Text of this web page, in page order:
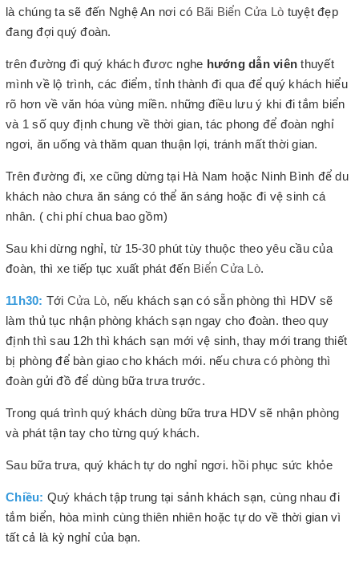
là chúng ta sẽ đến Nghệ An nơi có Bãi Biển Cửa Lò tuyệt đẹp
đang đợi quý đoàn.
trên đường đi quý khách đươc nghe hướng dẫn viên thuyết
mình về lộ trình, các điểm, tỉnh thành đi qua để quý khách hiểu
rõ hơn về văn hóa vùng miền. những điều lưu ý khi đi tắm biển
và 1 số quy định chung về thời gian, tác phong để đoàn nghỉ
ngơi, ăn uống và thăm quan thuận lợi, tránh mất thời gian.
Trên đường đi, xe cũng dừng tại Hà Nam hoặc Ninh Bình để du
khách nào chưa ăn sáng có thể ăn sáng hoặc đi vệ sinh cá
nhân. ( chi phí chua bao gồm)
Sau khi dừng nghỉ, từ 15-30 phút tùy thuộc theo yêu cầu của
đoàn, thì xe tiếp tục xuất phát đến Biển Cửa Lò.
11h30: Tới Cửa Lò, nếu khách sạn có sẵn phòng thì HDV sẽ
làm thủ tục nhận phòng khách sạn ngay cho đoàn. theo quy
định thì sau 12h thì khách sạn mới vệ sinh, thay mới trang thiết
bị phòng để bàn giao cho khách mới. nếu chưa có phòng thì
đoàn gửi đồ để dùng bữa trưa trước.
Trong quá trình quý khách dùng bữa trưa HDV sẽ nhận phòng
và phát tận tay cho từng quý khách.
Sau bữa trưa, quý khách tự do nghỉ ngơi. hồi phục sức khỏe
Chiều: Quý khách tập trung tại sảnh khách sạn, cùng nhau đi
tắm biển, hòa mình cùng thiên nhiên hoặc tự do về thời gian vì
tất cả là kỳ nghỉ của bạn.